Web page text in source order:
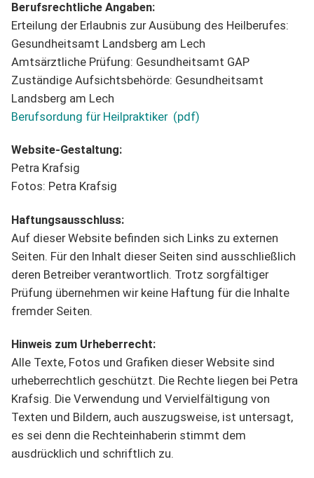
Berufsrechtliche Angaben:
Erteilung der Erlaubnis zur Ausübung des Heilberufes:
Gesundheitsamt Landsberg am Lech
Amtsärztliche Prüfung: Gesundheitsamt GAP
Zuständige Aufsichtsbehörde: Gesundheitsamt
Landsberg am Lech
Berufsordung für Heilpraktiker (pdf)
Website-Gestaltung:
Petra Krafsig
Fotos: Petra Krafsig
Haftungsausschluss:
Auf dieser Website befinden sich Links zu externen
Seiten. Für den Inhalt dieser Seiten sind ausschließlich
deren Betreiber verantwortlich. Trotz sorgfältiger
Prüfung übernehmen wir keine Haftung für die Inhalte
fremder Seiten.
Hinweis zum Urheberrecht:
Alle Texte, Fotos und Grafiken dieser Website sind
urheberrechtlich geschützt. Die Rechte liegen bei Petra
Krafsig. Die Verwendung und Vervielfältigung von
Texten und Bildern, auch auszugsweise, ist untersagt,
es sei denn die Rechteinhaberin stimmt dem
ausdrücklich und schriftlich zu.